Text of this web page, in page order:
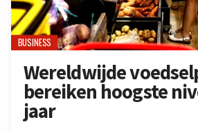
BUSINESS
Wereldwijde
bereiken hoogste
jaar